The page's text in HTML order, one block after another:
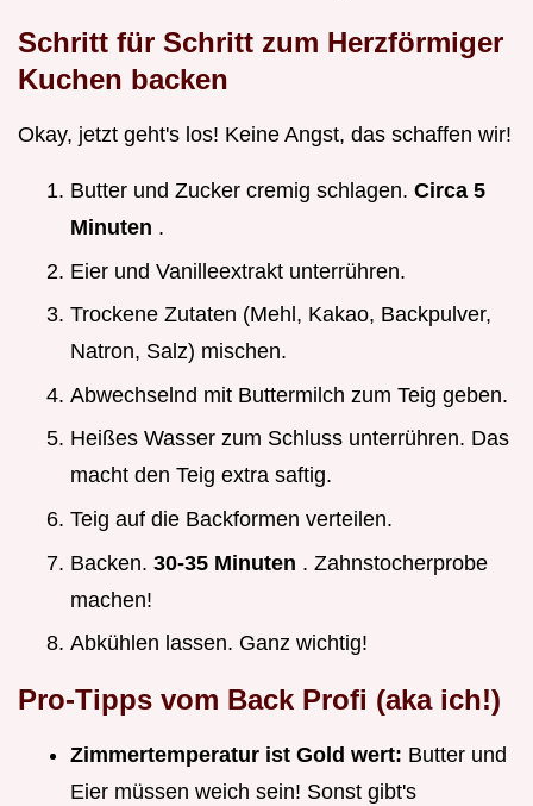
Schritt für Schritt zum Herzförmiger
Kuchen backen
Okay, jetzt geht's los! Keine Angst, das schaffen wir!
Butter und Zucker cremig schlagen. Circa 5
Minuten .
Eier und Vanilleextrakt unterrühren.
Trockene Zutaten (Mehl, Kakao, Backpulver,
Natron, Salz) mischen.
Abwechselnd mit Buttermilch zum Teig geben.
Heißes Wasser zum Schluss unterrühren. Das
macht den Teig extra saftig.
Teig auf die Backformen verteilen.
Backen. 30-35 Minuten . Zahnstocherprobe
machen!
Abkühlen lassen. Ganz wichtig!
Pro-Tipps vom Back Profi (aka ich!)
Zimmertemperatur ist Gold wert: Butter und
Eier müssen weich sein! Sonst gibt's